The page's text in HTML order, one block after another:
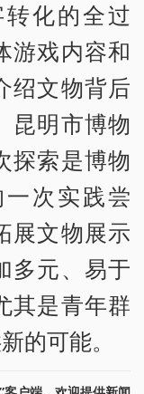
化的全过
游戏内容和
绍文物背后
昆明市博物
探索是博物
次实践尝
展文物展示
多元、易于
其是青年群
的可能。